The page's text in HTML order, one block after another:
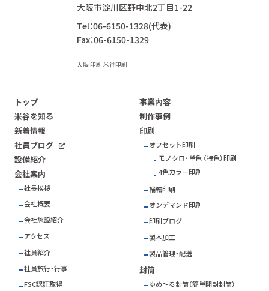
大阪市淀川区野中北2丁目1-22
Tel：06-6150-1328(代表)
Fax：06-6150-1329
大阪 印刷 米谷印刷
トップ
米谷を知る
新着情報
社員ブログ
設備紹介
会社案内
社長挨拶
会社概要
会社施設紹介
アクセス
社員紹介
社員旅行・行事
FSC認証取得
事業内容
制作事例
印刷
オフセット印刷
モノクロ・単色 （特色）印刷
4色カラー印刷
輪転印刷
オンデマンド印刷
印刷ブログ
製本加工
製品管理・配送
封筒
ゆめ～る封筒（簡単開封封筒）